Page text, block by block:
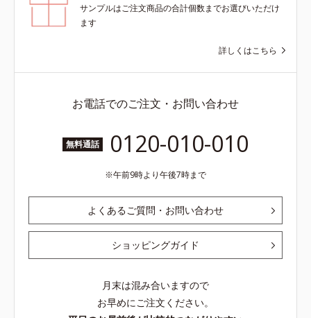
サンプルはご注文商品の合計個数までお選びいただけ
ます
詳しくはこちら
お電話でのご注文・お問い合わせ
無料通話 0120-010-010
午前9時より午後7時まで
よくあるご質問・お問い合わせ
ショッピングガイド
月末は混み合いますので
お早めにご注文ください。